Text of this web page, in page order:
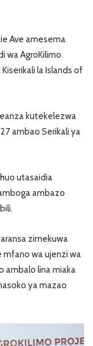
Ave amesema
wa AgroKilimo
la Islands of
kutekelezwa
ambao Serikali ya
utasaidia
ambazo
zimekuwa
mfano wa ujenzi wa
ambalo lina miaka
ya mazao